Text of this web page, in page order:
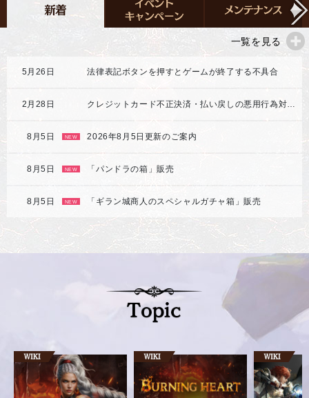
一覧を見る
5月26日 法律表記ボタンを押すとゲームが終了する不具合
2月28日
8月5日 NEW 2026年8月5日更新のご案内
8月5日 NEW 「パンドラの箱」販売
8月5日 NEW 「ギラン城商人のスペシャルガチャ箱」販売